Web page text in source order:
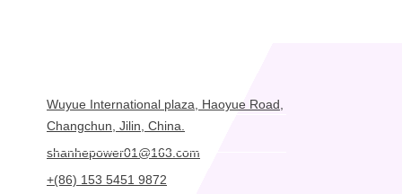
Wuyue International plaza, Haoyue Road,
Changchun, Jilin, China.
shanhepower01@163.com
+(86) 153 5451 9872